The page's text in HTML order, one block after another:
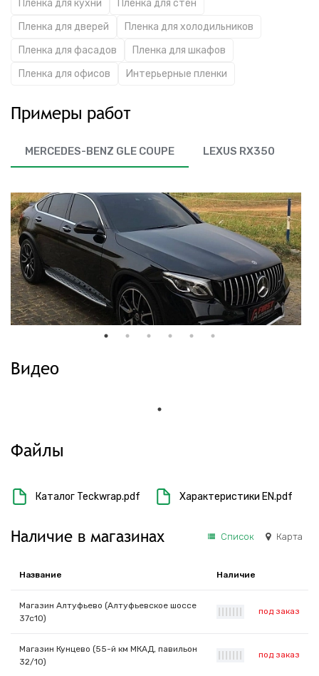
Пленка для кухни
Пленка для стен
Пленка для дверей
Пленка для холодильников
Пленка для фасадов
Пленка для шкафов
Пленка для офисов
Интерьерные пленки
Примеры работ
MERCEDES-BENZ GLE COUPE LEXUS RX350
Видео
Файлы
Каталог Teckwrap.pdf Характеристики EN.pdf
Наличие в магазинах Список Карта
Название Наличие
Магазин Алтуфьево (Алтуфьевское шоссе
37с10)
под заказ
Магазин Кунцево (55-й км МКАД, павильон
32/10)
под заказ